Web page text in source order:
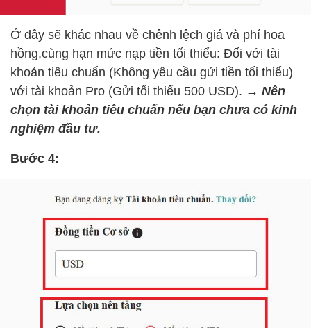
Ở đây sẽ khác nhau về chênh lệch giá và phí hoa
hồng,cùng hạn mức nạp tiền tối thiểu: Đối với tài
khoản tiêu chuẩn (Không yêu cầu gửi tiền tối thiểu)
với tài khoản Pro (Gửi tối thiểu 500 USD). → Nên
chọn tài khoản tiêu chuẩn nếu bạn chưa có kinh
nghiệm đầu tư.
Bước 4: